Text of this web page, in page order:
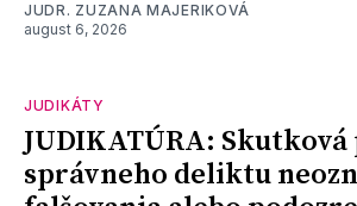
JUDR. ZUZANA MAJERIKOVÁ
august 6, 2026
JUDIKÁTY
JUDIKATÚRA:
správneho deliktu